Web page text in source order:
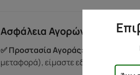
Ασφάλεια Αγορών
✅ Προστασία Αγοράς: Αν υπάρξει
μεταφορά), είμαστε εδώ για εσάς. Η